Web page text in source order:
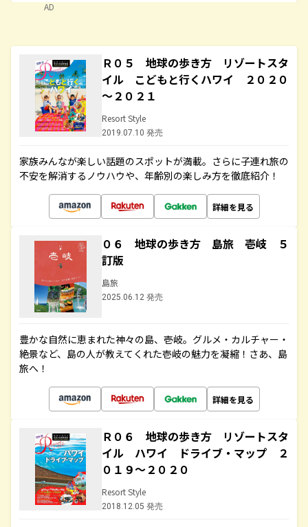
AD
Ｒ０５ 地球の歩き方 リゾートスタ
イル こどもと行くハワイ ２０２０
～２０２１
Resort Style
2019.07.10 発売
家族みんなが楽しい話題のスポットが満載。さらに子連れ旅の
不安を解消するノウハウや、年齢別の楽しみ方を徹底紹介！
詳細を見る
０６ 地球の歩き方 島旅 壱岐 ５
訂版
島旅
2025.06.12 発売
豊かな自然に恵まれた神々の島、壱岐。グルメ・カルチャー・
絶景など、島の人が教えてくれた壱岐の魅力を凝縮！さあ、島
旅へ！
詳細を見る
Ｒ０６ 地球の歩き方 リゾートスタ
イル ハワイ ドライブ・マップ ２
０１９～２０２０
Resort Style
2018.12.05 発売